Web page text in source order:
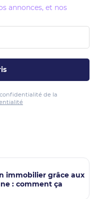
annonces, et nos
de la
immobilier grâce aux
: comment ça